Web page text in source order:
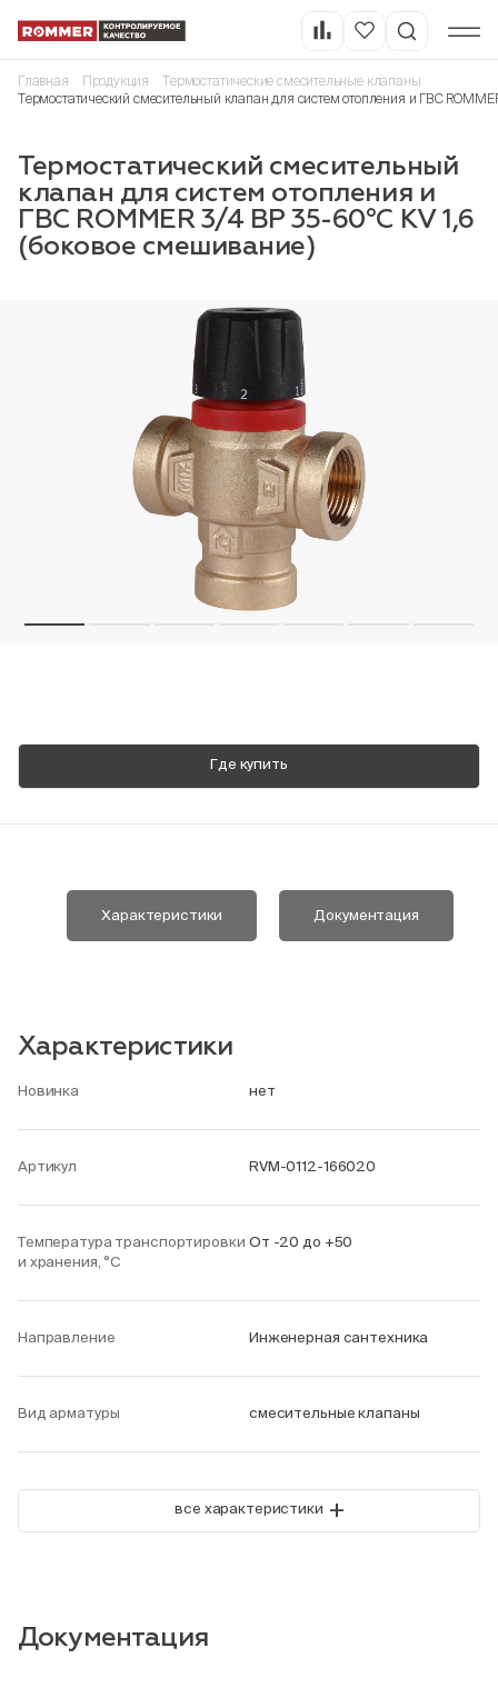
Главная Продукция
Термостатические смесительные клапаны
Термостатический смесительный клапан для систем отопления и ГВС
Термостатический смесительный
клапан для систем отопления и
ГВС ROMMER 3/4 ВР 35-60°С KV 1,6
(боковое смешивание)
Где купить
Характеристики Документация
Характеристики
Новинка нет
Артикул RVM-0112-166020
Температура транспортировки
и хранения, °С
От -20 до +50
Направление Инженерная сантехника
Вид арматуры смесительные клапаны
все характеристики +
Документация